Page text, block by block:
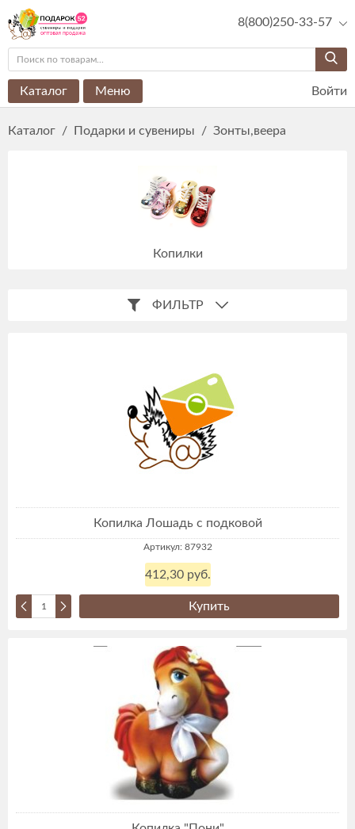
8(800)250-33-57
Каталог Меню Войти
Каталог / Подарки и сувениры / Зонты,веера
Копилки
ФИЛЬТР
Копилка Лошадь с подковой
Артикул: 87932
412,30 руб.
Купить